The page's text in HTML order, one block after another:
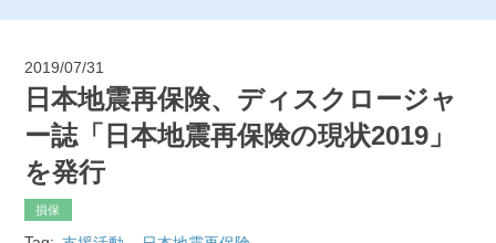
2019/07/31
日本地震再保険、ディスクロージャ
ー誌「日本地震再保険の現状2019」
を発行
損保